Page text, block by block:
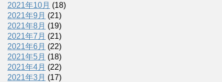
2021年10月 (18)
2021年9月 (21)
2021年8月 (19)
2021年7月 (21)
2021年6月 (22)
2021年5月 (18)
2021年4月 (22)
2021年3月 (17)